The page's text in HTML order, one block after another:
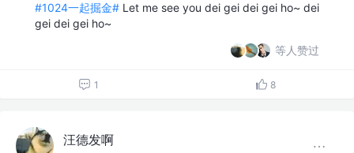
#1024一起掘金# Let me see you dei gei dei gei ho~ dei
gei dei gei ho~
等人赞过
1 8
汪德发啊